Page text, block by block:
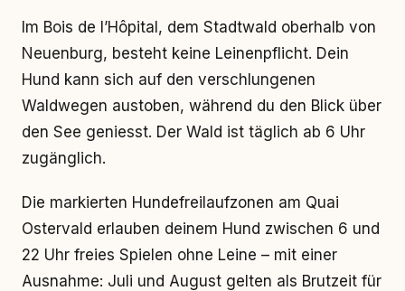
Im Bois de l’Hôpital, dem Stadtwald oberhalb von
Neuenburg, besteht keine Leinenpflicht. Dein
Hund kann sich auf den verschlungenen
Waldwegen austoben, während du den Blick über
den See geniesst. Der Wald ist täglich ab 6 Uhr
zugänglich.
Die markierten Hundefreilaufzonen am Quai
Ostervald erlauben deinem Hund zwischen 6 und
22 Uhr freies Spielen ohne Leine – mit einer
Ausnahme: Juli und August gelten als Brutzeit für